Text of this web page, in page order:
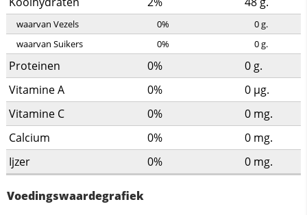
waarvan Vezels 0% 0g.
waarvan Suikers
0% 0g.
Proteinen 0% 0 g.
Vitamine A
0% 0 µg.
Vitamine C
0% 0 mg.
Calcium
0% 0 mg.
Ijzer
0% 0 mg.
Voedingswaardegrafiek